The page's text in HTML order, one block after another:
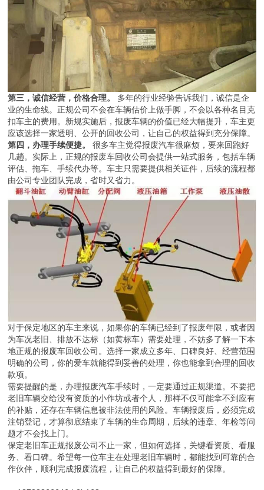
第三，诚信经营，价格合理。
多年的行业经验告诉我们，诚信是企
业的生命线。正规公司不会在车辆估价上做手脚，不会以各种名目克
扣车主的费用。新规实施后，报废车辆的价值已经大幅提升，车主更
应该选择一家透明、公开的回收公司，让自己的权益得到充分保障。
第四，办理手续便捷。
很多车主觉得报废汽车很麻烦，要来回跑好
几趟。实际上，正规的报废车回收公司会提供一站式服务，包括车辆
评估、拖车、手续代办等。车主只需要提供相关证件，后续的流程都
由公司专业团队完成，省时又省力。
对于保定地区的车主来说，如果你的车辆已经到了报废年限，或者因
为车况老旧、排放不达标（如黄标车）需要处理，不妨多了解一下本
地正规的报废车回收公司。选择一家成立多年、口碑良好、经营范围
明确的公司，你的爱车就能得到妥善的处理，你也能拿到合理的回收
款项。
需要提醒的是，办理报废汽车手续时，一定要通过正规渠道。不要把
老旧车辆交给没有资质的小作坊或者个人，那样不仅可能拿不到应有
的补贴，还存在车辆信息被非法使用的风险。车辆报废后，必须完成
注销登记，才算彻底结束了车辆的生命周期，后续的违章、年检等问
题才不会找上门。
保定老旧车正规报废公司不止一家，但如何选择，关键看资质、看服
务、看口碑。希望每一位车主在处理老旧车辆时，都能找到可靠的合
作伙伴，顺利完成报废流程，让自己的权益得到最好的保障。